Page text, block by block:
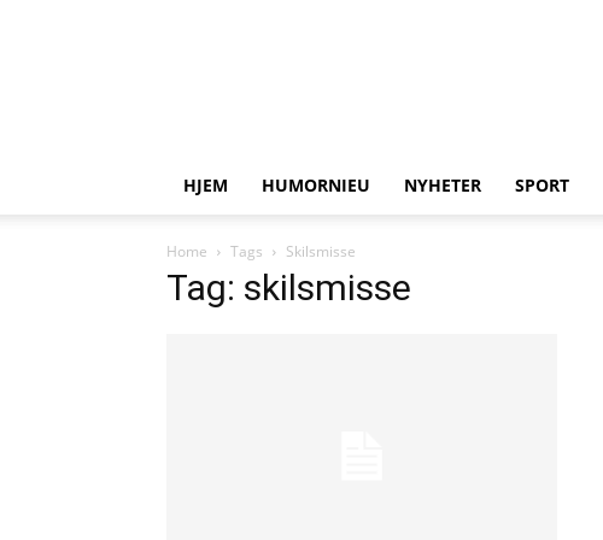
HJEM HUMORNIEU NYHETER SPORT
Home Tags Skilsmisse
Tag: skilsmisse